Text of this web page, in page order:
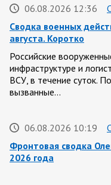
06.08.2026 12:36
Сводка военных
августа. Коротко
Российские
инфраструктуре и
ВСУ, в течение суток.
вызванные…
06.08.2026 10:19
Фронтовая сводка
2026 года